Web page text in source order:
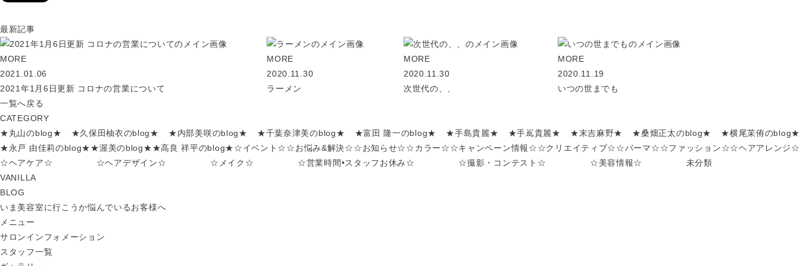
最新記事
MORE
2021.01.06
2021年1月6日更新 コロナの営業について
MORE
2020.11.30
ラーメン
MORE
2020.11.30
次世代の、、
MORE
2020.11.19
いつの世までも
一覧へ戻る
CATEGORY
★丸山のblog★
★久保田柚衣のblog★ ★内部美咲のblog★ ★千葉奈津美のblog★ ★富田 隆一のblog★ ★手島貴麗★ ★手嶌貴麗★ ★末吉麻野★ ★桑畑正太のblog★
★横尾茉侑のblog★
★永戸 由佳莉のblog★★渥美のblog★★高良 祥平のblog★☆イベント☆☆お悩み&解決☆☆お知らせ☆☆カラー☆☆キャンペーン情報☆☆クリエイティブ☆☆パーマ☆☆ファッション☆☆ヘアアレンジ☆
☆ヘアケア☆
☆ヘアデザイン☆ ☆メイク☆ ☆営業時間•スタッフお休み☆ ☆撮影・コンテスト☆ ☆美容情報☆
未分類
VANILLA
BLOG
いま美容室に行こうか悩んでいるお客様へ
メニュー
サロンインフォメーション
スタッフ一覧